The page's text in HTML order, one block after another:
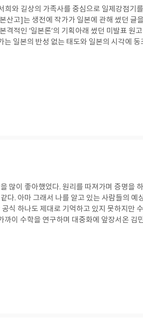
를 주제로 하여 소개하고 있다. 관계에 대해
그렇게 사랑받고 있다는 확신이 최고의 행
더 이상 두렵지 않다. 사람도, 삶도, 사랑도
시대에 직접 부딪치며 사람에 대한 이해와
욕망 가운데 한 둘만 덜어내도 함께 행복할
소한 선행일지라고 그것이 바로 삶의 기적이
마지막으로 연대에서는 이웃을 아는 가장 좋
삶을 공감할 수 있는 것 자체가 용기이며 연
작은 선의와 용기가 사회를 바꾸고 변화시
다. 책을 읽으면서 들었던 밋밋한 느낌은 존
계안에서 나눔을 실천하고 연대하는 사람
냐고 묻는다면 아직은 더 생각해봐야겠다.
와 길상의 가족사를 중심으로 일제강점기
산고]는 생전에 작가가 일본에 관해 썼던 글
적인 ‘일본론’의 기획아래 썼던 미발표 원
일본의 반성 없는 태도와 일본의 시각에 동
에 썼던 글들과 함께 실린 1990년 일본역사학
충분하다는 생각이 들었다.
이 없는 일본 문화의 실체를 파헤치고, 이를
우는 주장의 허구성과 왜곡을 비판하고 있다.
실의 추구야 말로 문화의 시발점인 동시에 발
는 일본인들이 드문 것은 만세일계와 현인신
아가는 것, 그들이 경제대국이라 하여 그 문
나는 현실이 걱정되어 작가 자신은 철두철미
가가 26년간에 걸쳐 대하소설 [토지]에 천착
내는 편지 형식의 글이 실려 있다. 이 책을 읽
본 지식인이 쓴 글이라고 당시에 호의적인
다’는 작가의 반론을 제쳐두더라도 읽어볼
다. 반일은 단지 식민지지배를 받았다는 감정
사의 왜곡과 같은 인식 자체에 대한 문제 제기
는 피해 의식을 보이지만 그것은 왜 핵폭탄이
는 것에 불과하다. 최근 들어 일본에 대해 호
추세인 것 같다. 어쩌면 그들은 지금 자신
감추려는, 혹은 그들에게 부역하는 자들의
는 자들이 늘어나는 시기에 작가의 이 책은
많이 좋아했었다. 원리를 따져가며 증명을
다. 아마 그래서 나를 알고 있는 사람들의 예
식 하나도 제대로 기억하고 있지 못하지만
이 수학을 연구하며 대중화에 앞장서온 김
에서 수학자들이 수식을 사용하는 이유, 수학
와의 관계를 살펴보고 있다. 먼저 수식이란
달할 때 아주 효율적이라며 ‘수식을 편하게
다’(65쪽)고 역설한다. 수학을 전공하지 않은
없이 듣고 외우고 했던 피타고라스 정리를 중
를 자아낸다. 또한 삼각함수를 이용하여 에
복잡한 연결망 속에서 행해지는 까닭에 어디